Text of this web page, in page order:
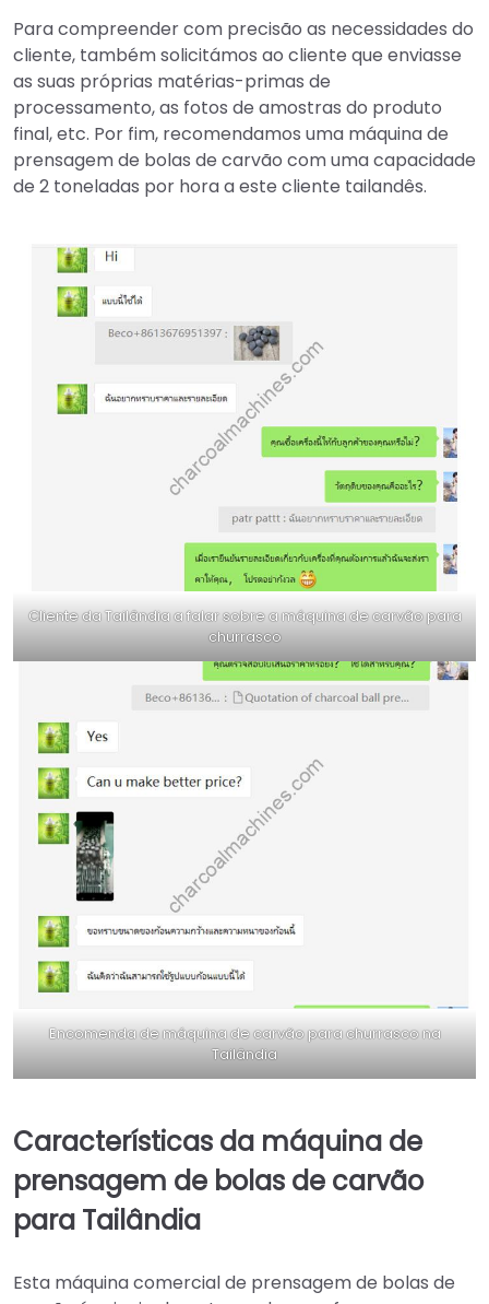
Para compreender com precisão as necessidades do
cliente, também solicitámos ao cliente que enviasse
as suas próprias matérias-primas de
processamento, as fotos de amostras do produto
final, etc. Por fim, recomendamos uma máquina de
prensagem de bolas de carvão com uma capacidade
de 2 toneladas por hora a este cliente tailandês.
Cliente da Tailândia a falar sobre a máquina de carvão para
churrasco
Encomenda de máquina de carvão para churrasco na
Tailândia
Características da máquina de
prensagem de bolas de carvão
para Tailândia
Esta máquina comercial de prensagem de bolas de